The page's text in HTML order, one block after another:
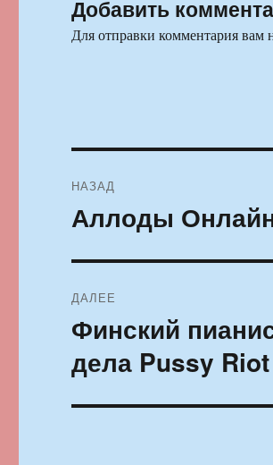
Добавить
Для отправки комментария вам
по
НАЗАД
Предыдущая
Аллоды Онлайн
ДАЛЕЕ
Следующая
Финский
дела Pussy Riot